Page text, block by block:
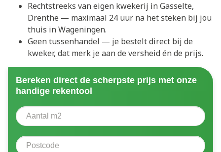
Rechtstreeks van eigen kwekerij in Gasselte,
Drenthe — maximaal 24 uur na het steken bij jou
thuis in Wageningen.
Geen tussenhandel — je bestelt direct bij de
kweker, dat merk je aan de versheid én de prijs.
Bereken direct de scherpste prijs met onze
handige rekentool
Aantal vierkante meter
Postcode